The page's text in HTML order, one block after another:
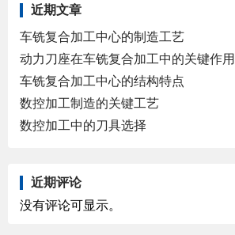
近期文章
车铣复合加工中心的制造工艺
动力刀座在车铣复合加工中的关键作用
车铣复合加工中心的结构特点
数控加工制造的关键工艺
数控加工中的刀具选择
近期评论
没有评论可显示。